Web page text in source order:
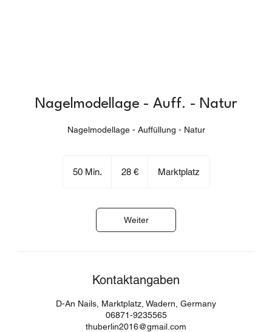
Nagelmodellage - Auff. - Natur
Nagelmodellage - Auffüllung - Natur
50 Min.
i
.
28 € Marktplatz
Weiter
Kontaktangaben
D-An Nails, Marktplatz, Wadern, Germany
06871-9235565
thuberlin2016@gmail.com